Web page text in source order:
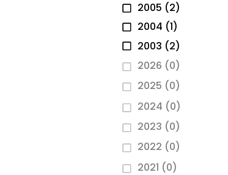
2005 (2)
2004 (1)
2003 (2)
2026 (0)
2025 (0)
2024 (0)
2023 (0)
2022 (0)
2021 (0)